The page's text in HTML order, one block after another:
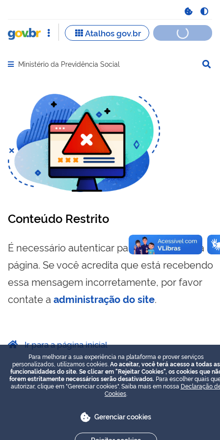
Abrir menu principal de navegação
Ministério da Previdência Social
Conteúdo Restrito
É necessário autenticar para visualizar essa
página. Se você acredita que está recebendo
essa mensagem incorretamente, por favor
contate a administração do site.
Ir para a página inicial
Para melhorar a sua experiência na plataforma e prover serviços
personalizados, utilizamos cookies. Ao aceitar, você terá acesso a todas as
funcionalidades do site. Se clicar em "Rejeitar Cookies", os cookies que
forem estritamente necessários serão desativados. Para escolher quais
autorizar, clique em "Gerenciar cookies". Saiba mais em nossa Declaração
Cookies
Gerenciar cookies